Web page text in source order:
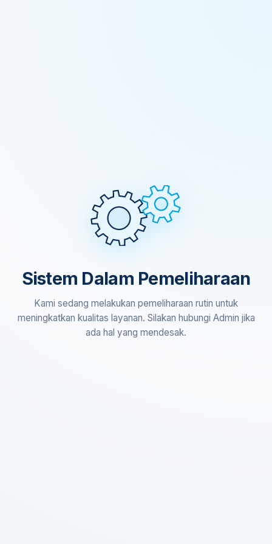
Sistem Dalam Pemeliharaan
Kami sedang melakukan pemeliharaan rutin untuk
meningkatkan kualitas layanan. Silakan hubungi Admin jika
ada hal yang mendesak.